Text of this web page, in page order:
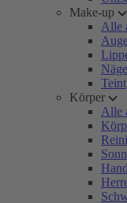
Make-up
Alle
Teint
Körper
Alle